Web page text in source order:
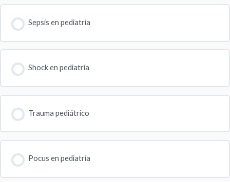
Sepsis en pediatría
Shock en pediatría
Trauma pediátrico
Pocus en pediatría